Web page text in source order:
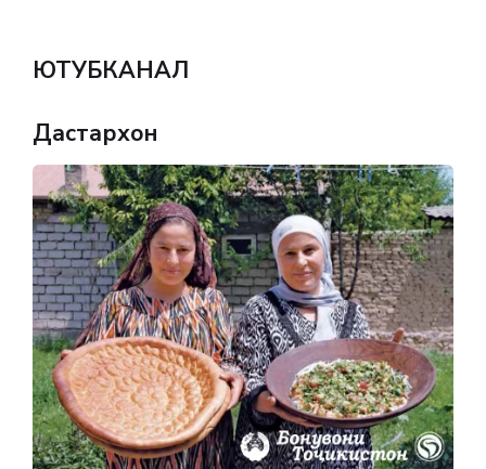
ЮТУБКАНАЛ
Дастархон